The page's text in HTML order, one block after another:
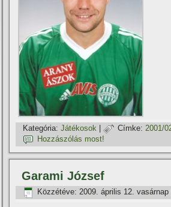
Kategória: Játékosok | Címke: 2001/
Hozzászólás most!
Garami József
Közzétéve: 2009. április 12. vasárnap